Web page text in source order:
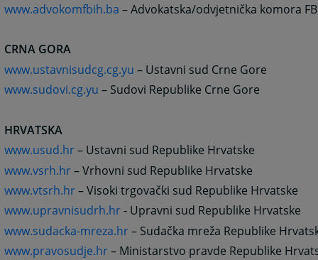
www.advokomfbih.ba – Advokatska/odvjetnička komora
CRNA GORA
www.ustavnisudcg.cg.yu – Ustavni sud Crne Gore
www.sudovi.cg.yu – Sudovi Republike Crne Gore
HRVATSKA
www.usud.hr– Ustavni sud Republike Hrvatske
www.vsrh.hr– Vrhovni sud Republike Hrvatske
www.vtsrh.hr– Visoki trgovački sud Republike Hrvatske
www.upravnisudrh.hr- Upravni sud Republike Hrvatske
www.sudacka-mreza.hr– Sudačka mreža Republike
www.pravosudje.hr– Ministarstvo pravde Republike